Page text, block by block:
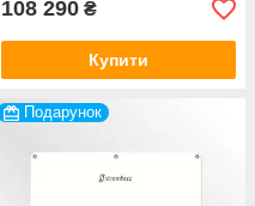
108 290 ₴
Купити
Подарунок